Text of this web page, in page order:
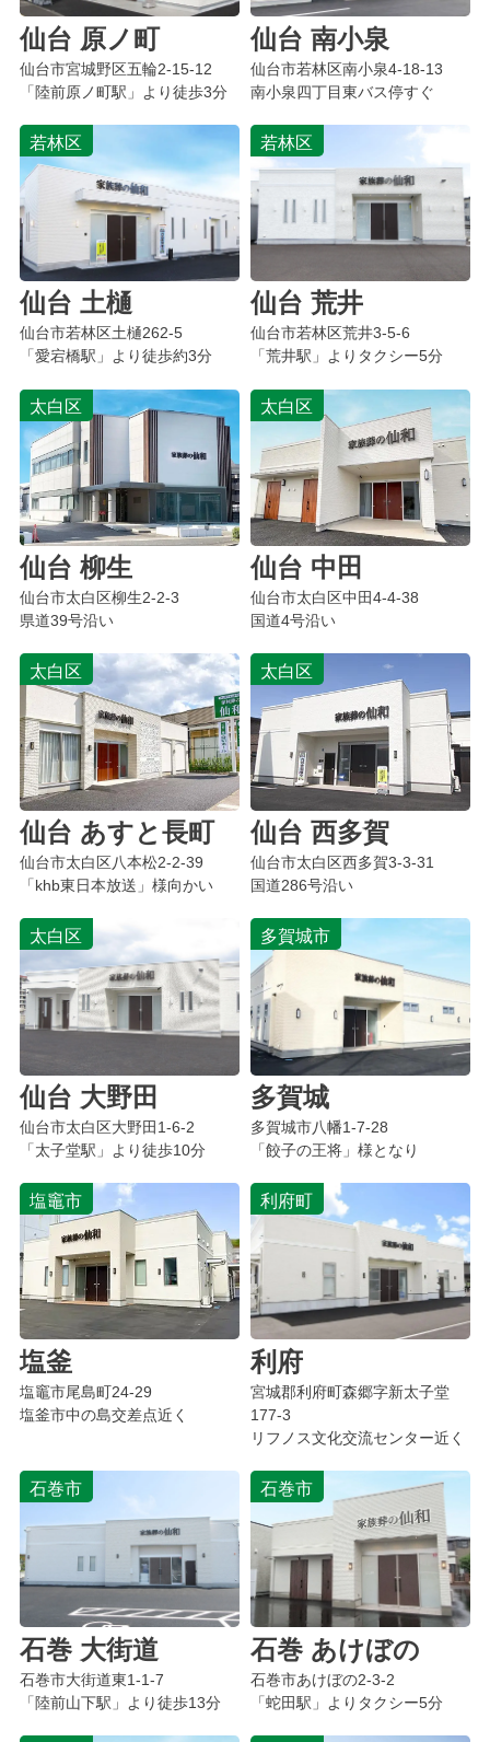
仙台 原ノ町
仙台市宮城野区五輪2-15-12
「陸前原ノ町駅」より徒歩3分
仙台 南小泉
仙台市若林区南小泉4-18-13
南小泉四丁目東バス停すぐ
若林区
仙台 土樋
仙台市若林区土樋262-5
「愛宕橋駅」より徒歩約3分
若林区
仙台 荒井
仙台市若林区荒井3-5-6
「荒井駅」よりタクシー5分
太白区
仙台 柳生
仙台市太白区柳生2-2-3
県道39号沿い
太白区
仙台 中田
仙台市太白区中田4-4-38
国道4号沿い
太白区
仙台 あすと長町
仙台市太白区八本松2-2-39
「khb東日本放送」様向かい
太白区
仙台 西多賀
仙台市太白区西多賀3-3-31
国道286号沿い
太白区
仙台 大野田
仙台市太白区大野田1-6-2
「太子堂駅」より徒歩10分
多賀城市
多賀城
多賀城市八幡1-7-28
「餃子の王将」様となり
塩竈市
塩釜
塩竈市尾島町24-29
塩釜市中の島交差点近く
利府町
利府
宮城郡利府町森郷字新太子堂
177-3
リフノス文化交流センター近く
石巻市
石巻 大街道
石巻市大街道東1-1-7
「陸前山下駅」より徒歩13分
石巻市
石巻 あけぼの
石巻市あけぼの2-3-2
「蛇田駅」よりタクシー5分